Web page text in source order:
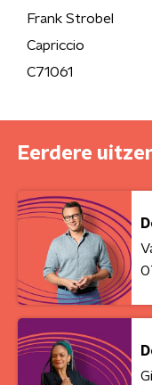
Frank Strobel
Capriccio
C71061
Eerdere